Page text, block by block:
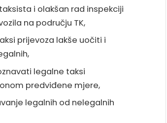
i olakšan rad inspekciji
na području TK,
prijevoza lakše uočiti i
legalne taksi
predviđene mjere,
legalnih od nelegalnih